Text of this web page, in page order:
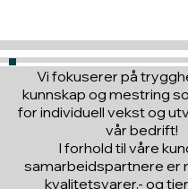
ikke disse
er behandlet slik at det
oppstår statiske
Vi fokuserer på
kunnskap og mestring
for individuell vekst og
vår bedrift!
I forhold til våre
samarbeidspartnere er
kvalitetsvarer,- og